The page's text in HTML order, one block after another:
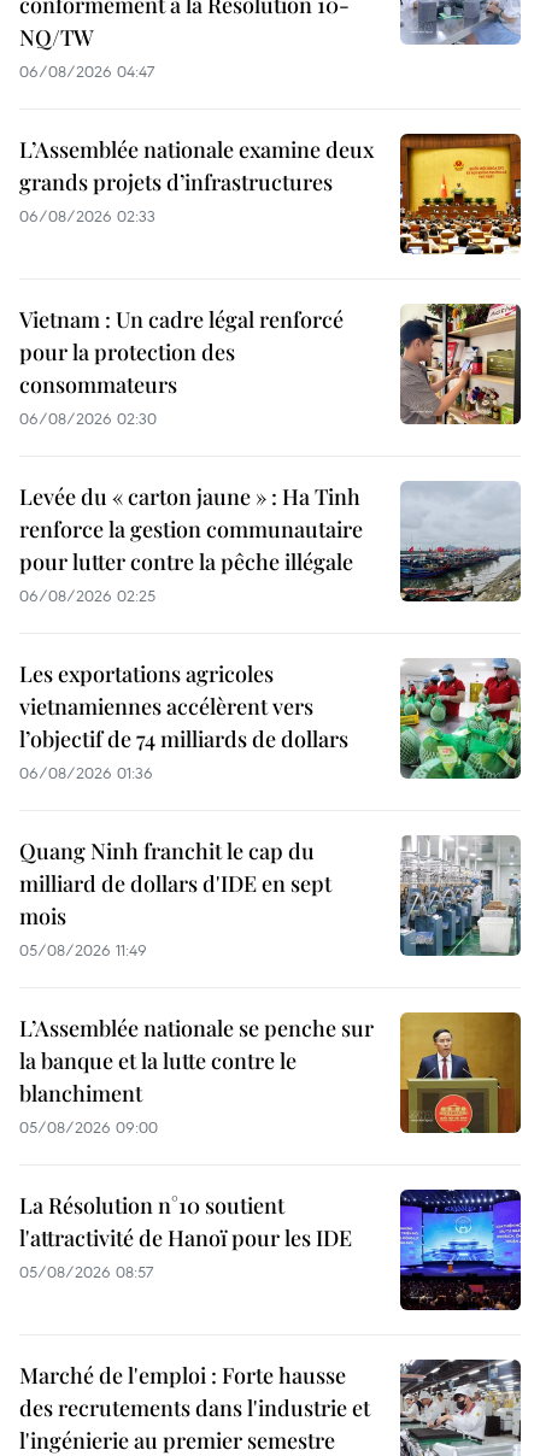
NQ/TW
06/08/2026 04:47
L’Assemblée nationale examine deux
grands projets d’infrastructures
06/08/2026 02:33
Vietnam : Un cadre légal renforcé
pour la protection des
consommateurs
06/08/2026 02:30
Levée du « carton jaune » : Ha Tinh
renforce la gestion communautaire
pour lutter contre la pêche illégale
06/08/2026 02:25
Les exportations agricoles
vietnamiennes accélèrent vers
l’objectif de 74 milliards de dollars
06/08/2026 01:36
Quang Ninh franchit le cap du
milliard de dollars d'IDE en sept
mois
05/08/2026 11:49
L’Assemblée nationale se penche sur
la banque et la lutte contre le
blanchiment
05/08/2026 09:00
La Résolution n°10 soutient
l'attractivité de Hanoï pour les IDE
05/08/2026 08:57
Marché de l'emploi : Forte hausse
des recrutements dans l'industrie et
l'ingénierie au premier semestre